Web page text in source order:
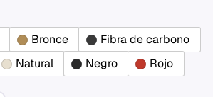
Bronce
Fibra de carbono
Natural Negro Rojo